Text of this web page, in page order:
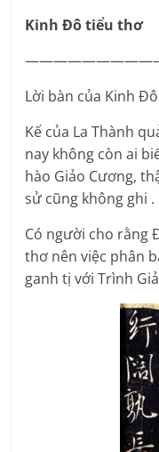
Kinh Đô tiểu thơ
Lời bàn của Kinh
Kế của La Thành
nay không còn ai
hào Giảo Cương,
sử cũng không ghi .
Có người cho rằng
thơ nên việc phân
ganh tị với Trình